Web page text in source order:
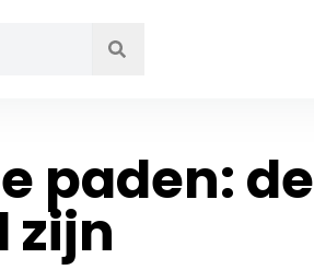
paden: de
zijn